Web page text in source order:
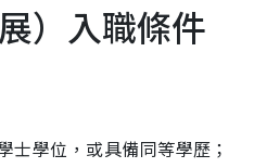
）入職條件
士學位，或具備同等學歷；